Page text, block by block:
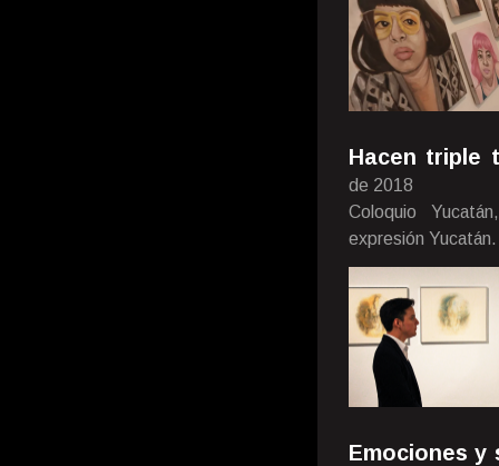
Hacen triple
de 2018
Coloquio
expresión
Emociones y